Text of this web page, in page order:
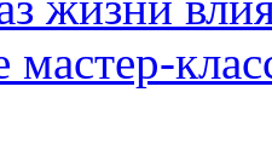
мастер-